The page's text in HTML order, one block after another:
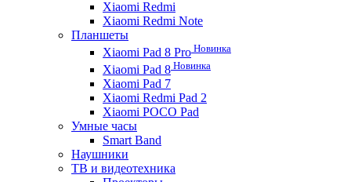
Xiaomi Redmi
Xiaomi Redmi Note
Планшеты
Xiaomi Pad 8 Pro Новинка
Xiaomi Pad 8 Новинка
Xiaomi Pad 7
Xiaomi Redmi Pad 2
Xiaomi POCO Pad
Умные часы
Smart Band
Наушники
ТВ и видеотехника